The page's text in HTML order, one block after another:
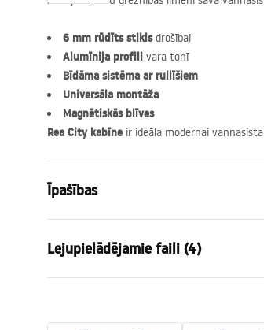
6 mm rūdīts stiklsdrošībai
Alumīnija profili vara tonī
Bīdāma sistēma ar rullīšiem
Universāla montāža
Magnētiskās blīves
Rea City kabīne ir ideāla modernai
Īpašības
Krāsa
Kabīnes tips
Lejupielādējamie faili (4)
Cabine de douche City FR.pdf